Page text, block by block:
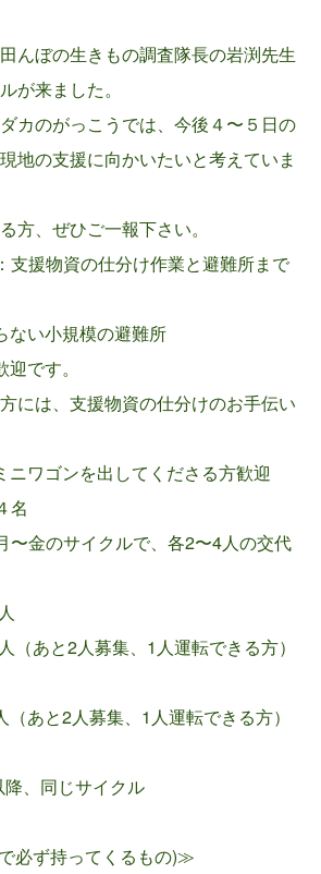
んぼの生きもの調査隊長の岩渕先生
が来ました。
カのがっこうでは、今後４〜５日の
地の支援に向かいたいと考えていま
方、ぜひご一報下さい。
支援物資の仕分け作業と避難所まで
い小規模の避難所
です。
は、支援物資の仕分けのお手伝い
ワゴンを出してくださる方歓迎
名
〜金のサイクルで、各2〜4人の交代
と2人募集、1人運転できる方）
と2人募集、1人運転できる方）
同じサイクル
必ず持ってくるもの)≫